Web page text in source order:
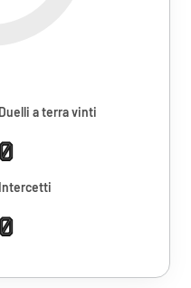
Duelli a terra vinti
0
Intercetti
0